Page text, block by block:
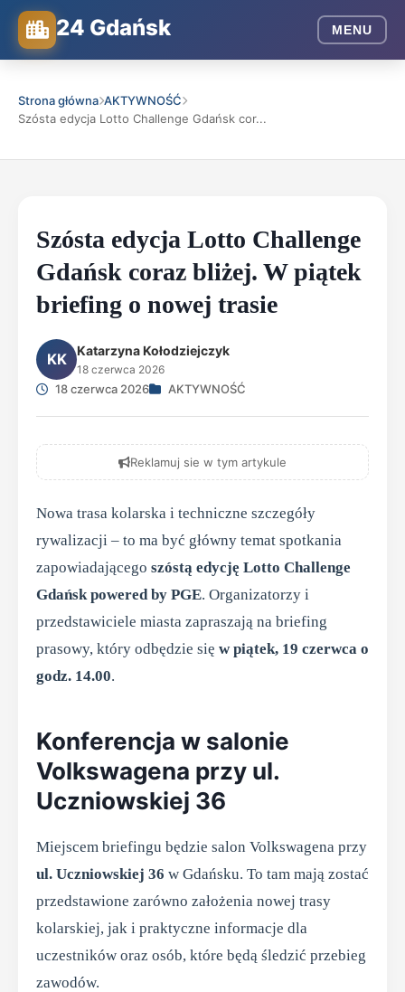
24 Gdańsk MENU
Strona główna AKTYWNOŚĆ
Szósta edycja Lotto Challenge Gdańsk cor...
Szósta edycja Lotto Challenge
Gdańsk coraz bliżej. W piątek
briefing o nowej trasie
KK Katarzyna Kołodziejczyk
18 czerwca 2026
18 czerwca 2026 AKTYWNOŚĆ
Reklamuj sie w tym artykule
Nowa trasa kolarska i techniczne szczegóły
rywalizacji – to ma być główny temat spotkania
zapowiadającego szóstą edycję Lotto Challenge
Gdańsk powered by PGE. Organizatorzy i
przedstawiciele miasta zapraszają na briefing
prasowy, który odbędzie się w piątek, 19 czerwca o
godz. 14.00.
Konferencja w salonie
Volkswagena przy ul.
Uczniowskiej 36
Miejscem briefingu będzie salon Volkswagena przy
ul. Uczniowskiej 36 w Gdańsku. To tam mają zostać
przedstawione zarówno założenia nowej trasy
kolarskiej, jak i praktyczne informacje dla
uczestników oraz osób, które będą śledzić przebieg
zawodów.